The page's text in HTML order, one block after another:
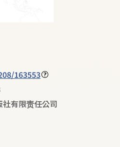
163553
有限责任公司